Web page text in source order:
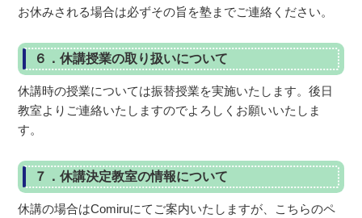
お休みされる場合は必ずその旨を塾までご連絡ください。
６．休講授業の取り扱いについて
休講時の授業については振替授業を実施いたします。後日
教室よりご連絡いたしますのでよろしくお願いいたしま
す。
７．休講決定教室の情報について
休講の場合はComiruにてご案内いたしますが、こちらのペ